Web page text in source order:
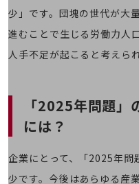
ケータイプラン
IoT向け回線料金
home5Gプラン
モバイルサービス
セキュリティ
少」です。団塊の世代が大
進むことで生じる労働力人
人手不足が起こると考えられ
「2025年問題」
には？
企業にとって、「2025年
少です。今後はあらゆる産